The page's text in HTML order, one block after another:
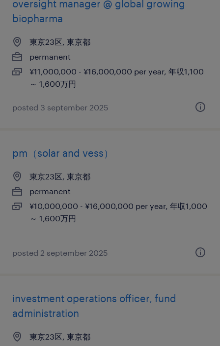
oversight manager @ global growing
biopharma
東京23区, 東京都
permanent
¥11,000,000 - ¥16,000,000 per year, 年収1,100
～ 1,600万円
posted 3 september 2025
pm（solar and vess）
東京23区, 東京都
permanent
¥10,000,000 - ¥16,000,000 per year, 年収1,000
～ 1,600万円
posted 2 september 2025
investment operations officer, fund
administration
東京23区, 東京都